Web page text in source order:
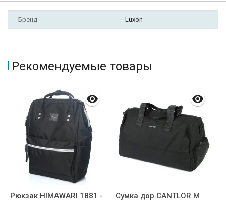
Бренд Luxon
Рекомендуемые товары
Рюкзак HIMAWARI 1881 -
Сумка дор.CANTLOR М